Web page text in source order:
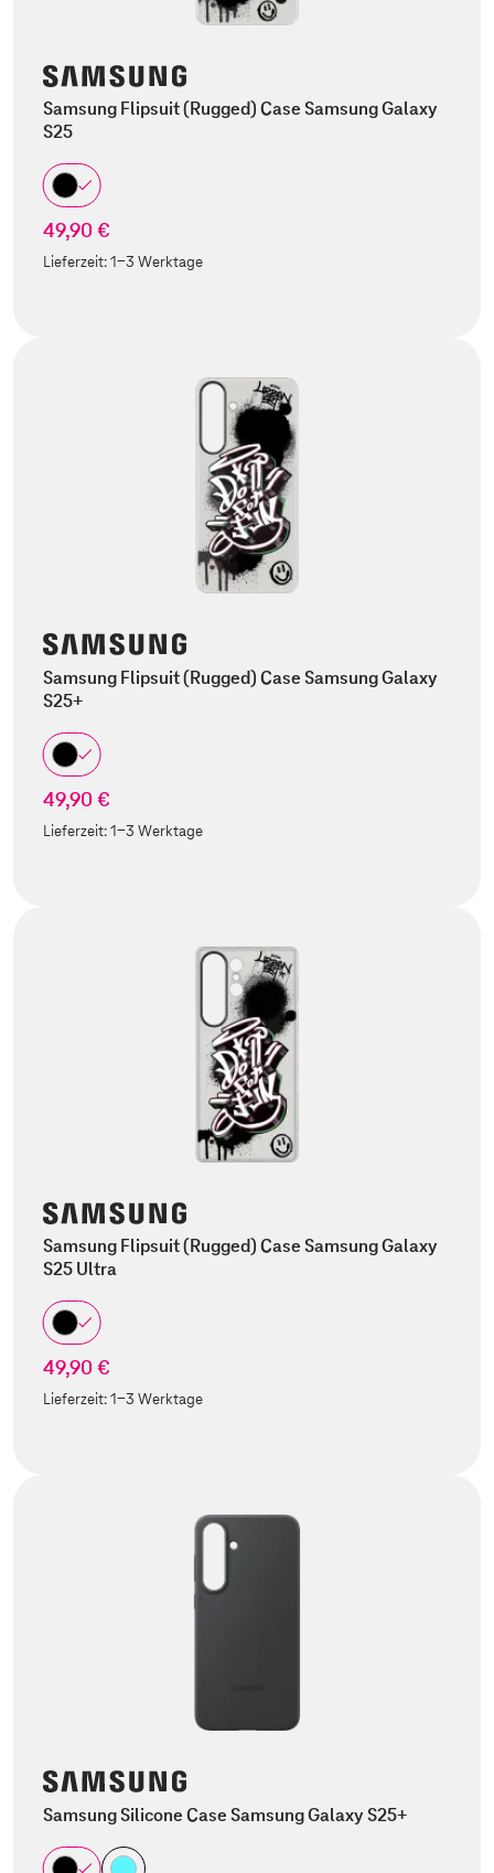
Samsung Flipsuit (Rugged) Case Samsung Galaxy
S25
49,90 €
Lieferzeit:1-3 Werktage
Samsung Flipsuit (Rugged) Case Samsung Galaxy
S25+
49,90 €
Lieferzeit:1-3 Werktage
Samsung Flipsuit (Rugged) Case Samsung Galaxy
S25 Ultra
49,90 €
Lieferzeit:1-3 Werktage
Samsung Silicone Case Samsung Galaxy S25+